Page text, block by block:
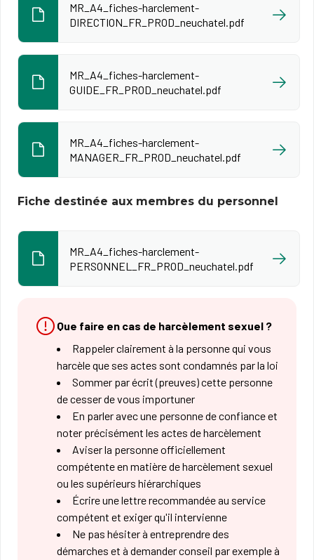
MR_A4_fiches-harclement-
DIRECTION_FR_PROD_neuchatel.pdf
MR_A4_fiches-harclement-
GUIDE_FR_PROD_neuchatel.pdf
MR_A4_fiches-harclement-
MANAGER_FR_PROD_neuchatel.pdf
Fiche destinée aux membres du personnel
MR_A4_fiches-harclement-
PERSONNEL_FR_PROD_neuchatel.pdf
Que faire en cas de harcèlement sexuel ?
Rappeler clairement à la personne qui vous
harcèle que ses actes sont condamnés par la loi
Sommer par écrit (preuves) cette personne
de cesser de vous importuner
En parler avec une personne de confiance et
noter précisément les actes de harcèlement
Aviser la personne officiellement
compétente en matière de harcèlement sexuel
ou les supérieurs hiérarchiques
Écrire une lettre recommandée au service
compétent et exiger qu'il intervienne
Ne pas hésiter à entreprendre des
démarches et à demander conseil par exemple à